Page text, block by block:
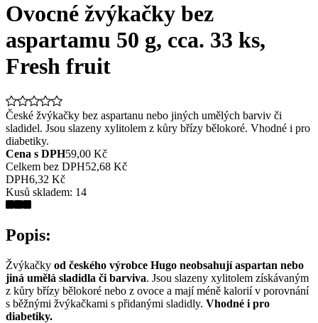
Ovocné žvýkačky bez
aspartamu 50 g, cca. 33 ks,
Fresh fruit
České žvýkačky bez aspartanu nebo jiných umělých barviv či
sladidel. Jsou slazeny xylitolem z kůry břízy bělokoré. Vhodné i pro
diabetiky.
Cena s DPH59,00 Kč
Celkem bez DPH52,68 Kč
DPH6,32 Kč
Kusů skladem: 14
Popis:
Žvýkačky od českého výrobce Hugo neobsahují aspartan nebo
jiná umělá sladidla či barviva. Jsou slazeny xylitolem získávaným
z kůry břízy bělokoré nebo z ovoce a mají méně kalorií v porovnání
s běžnými žvýkačkami s přidanými sladidly. Vhodné i pro
diabetiky.